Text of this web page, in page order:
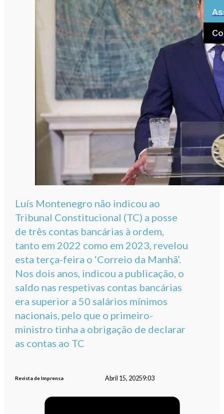
Luís Montenegro não indicou ao
Tribunal Constitucional (TC) a posse
de três contas bancárias à ordem,
tanto em 2022 como em 2023, revelou
esta terça-feira o ‘Correio da Manhã’.
Nos dois anos, indicou a publicação, o
saldo nas respetivas contas bancárias
era superior a 50 salários mínimos
nacionais, pelo que o primeiro-
ministro tinha a obrigação de declarar
as contas ao TC
Revista de Imprensa Abril 15, 20259:03